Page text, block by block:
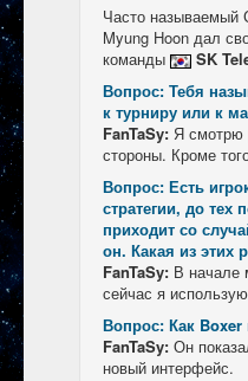
Часто
Myung Hoon дал
команды
SK
Вопрос: Тебя
к турниру или к
FanTaSy: Я смотрю
стороны. Кроме
Вопрос: Есть
стратегии, до тех
приходит со
он. Какая из этих
FanTaSy: В начале
сейчас я
Вопрос: Как Boxer
FanTaSy: Он
новый интерфейс.